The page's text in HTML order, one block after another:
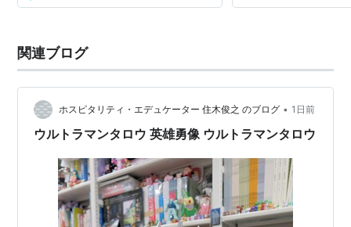
関連ブログ
ホスピタリティ・エデュケーター 住木俊之 のブログ • 1日前
ウルトラマンタロウ 英雄勇像 ウルトラマンタロウ